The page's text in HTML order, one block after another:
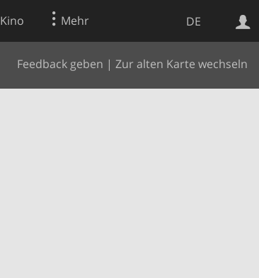
DE
Kino Mehr
Feedback geben | Zur alten Karte wechseln
Websuche